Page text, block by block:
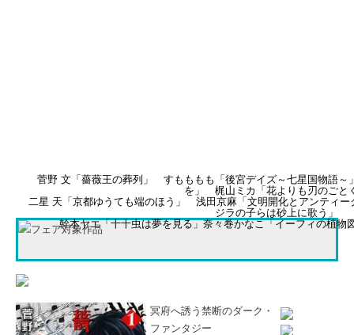
菅野 文「薔薇王の葬列」 すもももも「後宮デイズ～七星国物語～
を」 梶山ミカ「花よりも刃のごと
二星 天「京都ゆうても端のほう」 浅田京麻「文明開化とアンティー
ジラの子らは砂上に歌う」
幹本ヤエ「十十虫は夢を見る」奈々巻かなこ「イーフィの植
冥府へ誘う禁断のダーク・
ファンタジー